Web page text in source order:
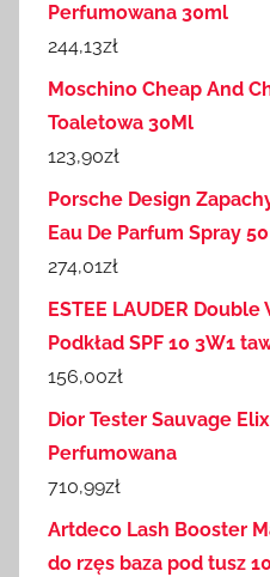
Perfumowana 30ml
244,13zł
Moschino Cheap And
Toaletowa 30Ml
123,90zł
Porsche Design
Eau De Parfum Spray
274,01zł
ESTEE LAUDER
Podkład SPF 10 3W1
156,00zł
Dior Tester Sauvage
Perfumowana
710,99zł
Artdeco Lash Booster
do rzęs baza pod tusz